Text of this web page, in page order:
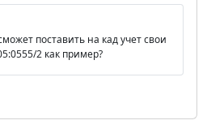
поставить на кад учет свои
2 как пример?